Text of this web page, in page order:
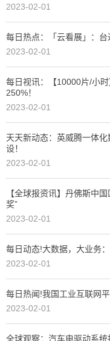
2023-02-01
每日热点：「云看展」：
2023-02-01
每日视讯：【10000片/小
250%！
2023-02-01
天天新动态：英威腾一体
设！
2023-02-01
【全球报资讯】丹佛斯中
奖”
2023-02-01
每日动态!大数据，大业务
2023-02-01
每日热闻!我国工业互联网
2023-02-01
全球观察：汽车电驱动系